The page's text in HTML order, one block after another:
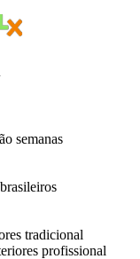
semanas
tradicional
profissional